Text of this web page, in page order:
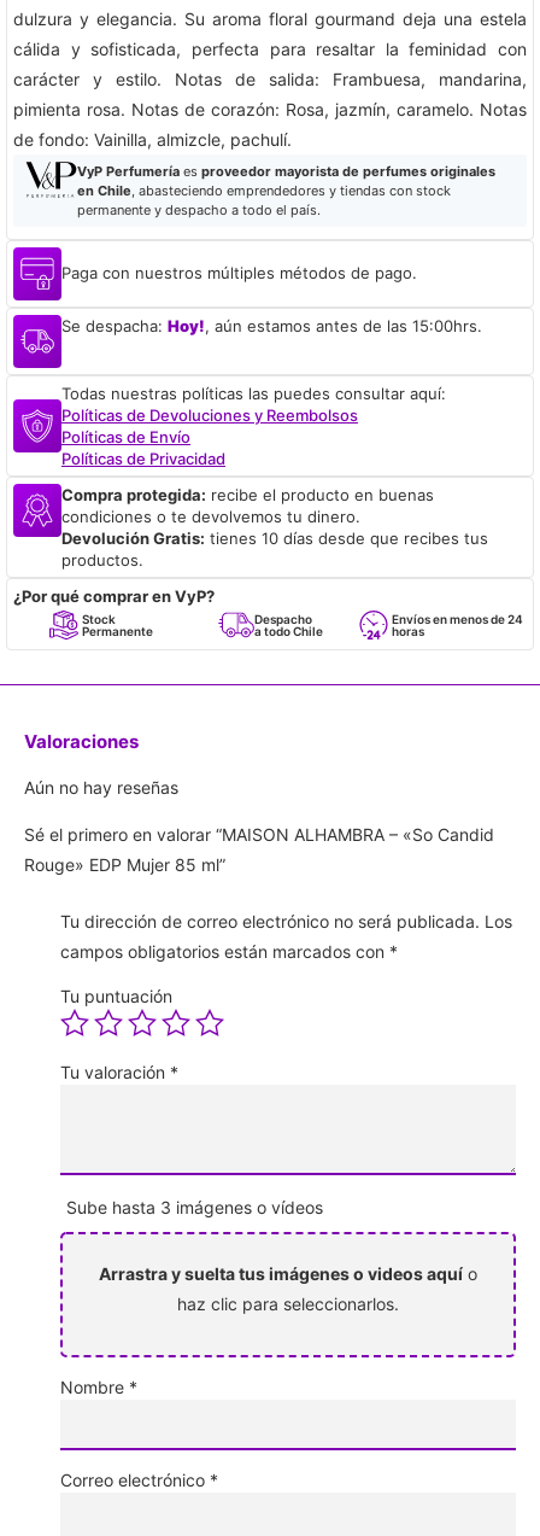
dulzura y elegancia. Su aroma floral gourmand deja una estela
cálida y sofisticada, perfecta para resaltar la feminidad con
carácter y estilo. Notas de salida: Frambuesa, mandarina,
pimienta rosa. Notas de corazón: Rosa, jazmín, caramelo. Notas
de fondo: Vainilla, almizcle, pachulí.
VyP Perfumeríaes proveedor mayorista de perfumes originales
en Chile, abasteciendo emprendedores y tiendas con stock
permanente y despacho a todo el país.
Paga con nuestros múltiples métodos de pago.
Se despacha: Hoy!, aún estamos antes de las 15:00hrs.
Todas nuestras políticas las puedes consultar aquí:
Políticas de Devoluciones y Reembolsos
Políticas de Envío
Políticas de Privacidad
Compra protegida: recibe el producto en buenas
condiciones o te devolvemos tu dinero.
Devolución Gratis: tienes 10 días desde que recibes tus
productos.
¿Por qué comprar en VyP?
Stock
Permanente
Despacho
a todo Chile
Envíos en menos de 24
horas
Valoraciones
Aún no hay reseñas
Sé el primero en valorar “MAISON ALHAMBRA – «So Candid
Rouge» EDP Mujer 85 ml”
Tu dirección de correo electrónico no será publicada. Los
campos obligatorios están marcados con *
Tu puntuación
Tu valoración *
Sube hasta 3 imágenes o vídeos
Arrastra y suelta tus imágenes o videos aquí o
haz clic para seleccionarlos.
Nombre *
Correo electrónico *